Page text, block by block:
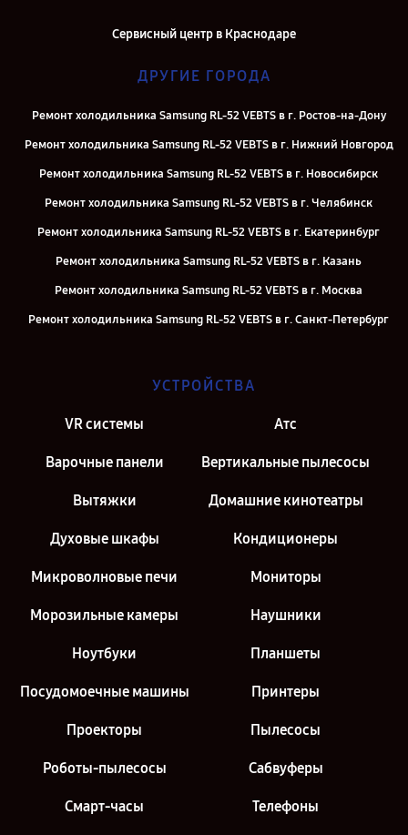
Сервисный центр в Краснодаре
ДРУГИЕ ГОРОДА
Ремонт холодильника Samsung RL-52 VEBTS в г. Ростов-на-Дону
Ремонт холодильника Samsung RL-52 VEBTS в г. Нижний Новгород
Ремонт холодильника Samsung RL-52 VEBTS в г. Новосибирск
Ремонт холодильника Samsung RL-52 VEBTS в г. Челябинск
Ремонт холодильника Samsung RL-52 VEBTS в г. Екатеринбург
Ремонт холодильника Samsung RL-52 VEBTS в г. Казань
Ремонт холодильника Samsung RL-52 VEBTS в г. Москва
Ремонт холодильника Samsung RL-52 VEBTS в г. Санкт-Петербург
УСТРОЙСТВА
VR системы Атс
Варочные панели Вертикальные пылесосы
Вытяжки Домашние кинотеатры
Духовые шкафы Кондиционеры
Микроволновые печи Мониторы
Морозильные камеры Наушники
Ноутбуки Планшеты
Посудомоечные машины Принтеры
Проекторы Пылесосы
Роботы-пылесосы Сабвуферы
Смарт-часы Телефоны